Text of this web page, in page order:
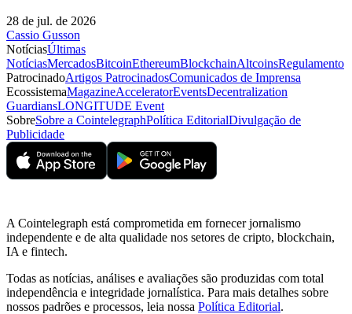
28 de jul. de 2026
Cassio Gusson
NotíciasÚltimas
NotíciasMercadosBitcoinEthereumBlockchainAltcoinsRegulamento
PatrocinadoArtigos PatrocinadosComunicados de Imprensa
EcossistemaMagazineAcceleratorEventsDecentralization
GuardiansLONGITUDE Event
SobreSobre a CointelegraphPolítica EditorialDivulgação de
Publicidade
A Cointelegraph está comprometida em fornecer jornalismo
independente e de alta qualidade nos setores de cripto, blockchain,
IA e fintech.
Todas as notícias, análises e avaliações são produzidas com total
independência e integridade jornalística. Para mais detalhes sobre
nossos padrões e processos, leia nossa Política Editorial.